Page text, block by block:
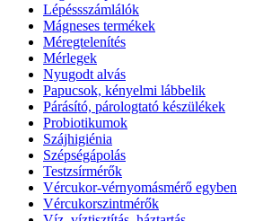
Lépéssszámlálók
Mágneses termékek
Méregtelenítés
Mérlegek
Nyugodt alvás
Papucsok, kényelmi lábbelik
Párásító, párologtató készülékek
Probiotikumok
Szájhigiénia
Szépségápolás
Testzsírmérők
Vércukor-vérnyomásmérő egyben
Vércukorszintmérők